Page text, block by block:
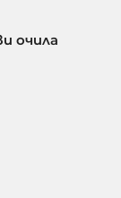
очила